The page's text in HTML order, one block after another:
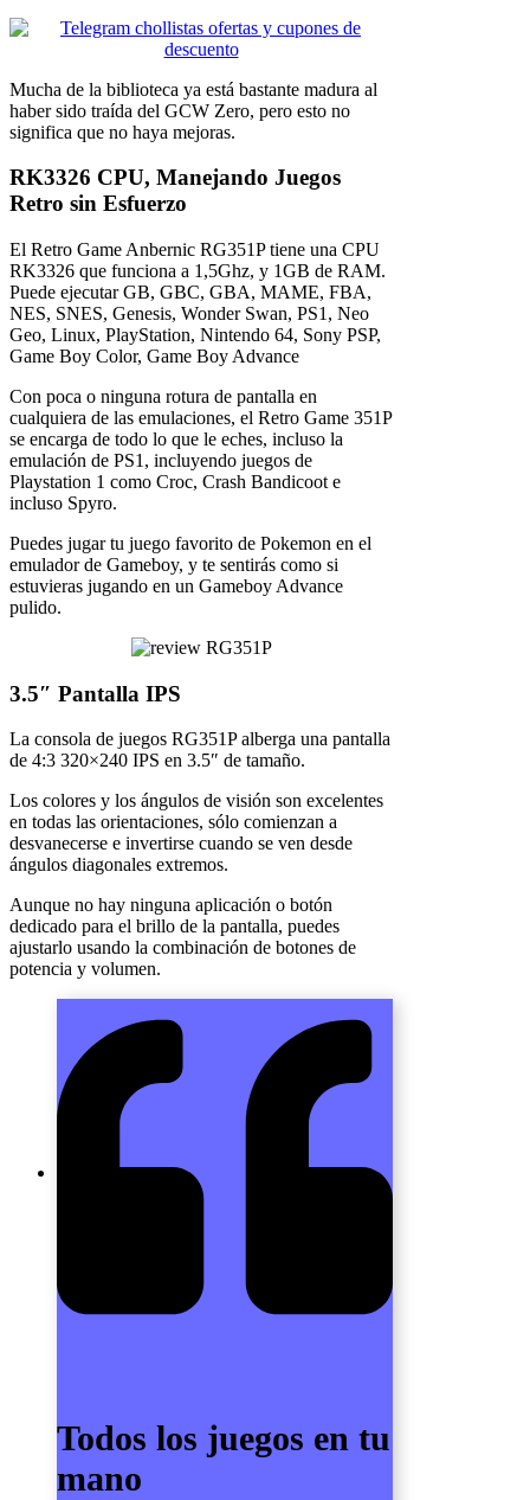
Mucha de la biblioteca ya está bastante madura al
haber sido traída del GCW Zero, pero esto no
significa que no haya mejoras.
RK3326 CPU, Manejando Juegos
Retro sin Esfuerzo
El Retro Game Anbernic RG351P tiene una CPU
RK3326 que funciona a 1,5Ghz, y 1GB de RAM.
Puede ejecutar GB, GBC, GBA, MAME, FBA,
NES, SNES, Genesis, Wonder Swan, PS1, Neo
Geo, Linux, PlayStation, Nintendo 64, Sony PSP,
Game Boy Color, Game Boy Advance
Con poca o ninguna rotura de pantalla en
cualquiera de las emulaciones, el Retro Game 351P
se encarga de todo lo que le eches, incluso la
emulación de PS1, incluyendo juegos de
Playstation 1 como Croc, Crash Bandicoot e
incluso Spyro.
Puedes jugar tu juego favorito de Pokemon en el
emulador de Gameboy, y te sentirás como si
estuvieras jugando en un Gameboy Advance
pulido.
3.5″ Pantalla IPS
La consola de juegos RG351P alberga una pantalla
de 4:3 320×240 IPS en 3.5″ de tamaño.
Los colores y los ángulos de visión son excelentes
en todas las orientaciones, sólo comienzan a
desvanecerse e invertirse cuando se ven desde
ángulos diagonales extremos.
Aunque no hay ninguna aplicación o botón
dedicado para el brillo de la pantalla, puedes
ajustarlo usando la combinación de botones de
potencia y volumen.
Todos los juegos en tu
mano